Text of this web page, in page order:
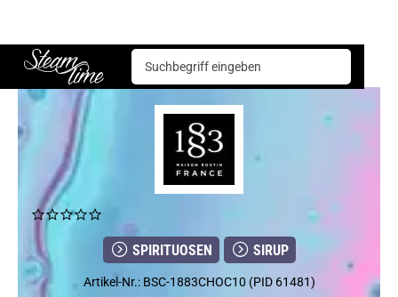
Steam time
Spirituosen Maison Routin 1883 Schokolade Sirup 1000ml
SPIRITUOSEN SIRUP
Artikel-Nr.: BSC-1883CHOC10 (PID 61481)